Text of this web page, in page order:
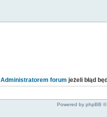
Administratorem forum jeżeli błąd
Powered by phpBB